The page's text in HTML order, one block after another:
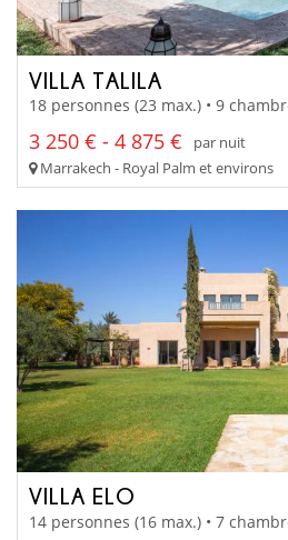
VILLA TALILA
18 personnes (23 max.) • 9
3 250 € - 4 875 €
par nuit
Marrakech - Royal Palm et environs
VILLA ELO
14 personnes (16 max.) • 7